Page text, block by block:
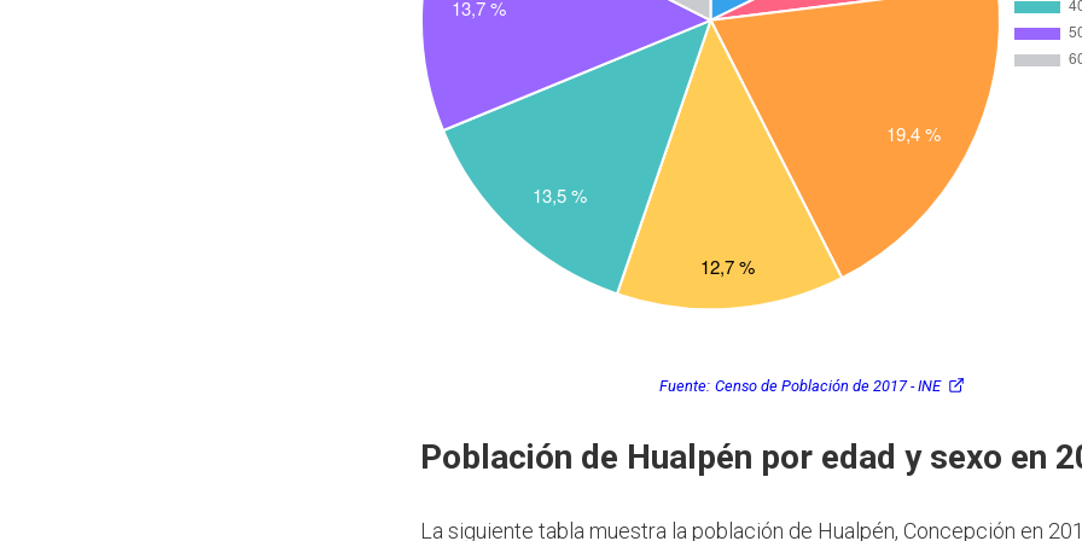
Fuente: Censo de Población de 2017 - INE
Población de Hualpén por edad y sexo en
La siguiente tabla muestra la población de Hualpén, Concepción en